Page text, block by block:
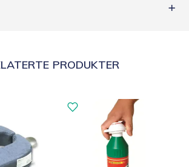
PRODUKTER